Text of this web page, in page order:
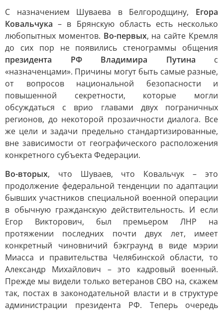
С назначением Шуваева в Белгородщину, Егора
Ковальчука – в Брянскую область есть несколько
любопытных моментов. Во-первых, на сайте Кремля
до сих пор не появились стенограммы общения
президента РФ Владимира Путина с
«назначенцами». Причины могут быть самые разные,
от вопросов национальной безопасности и
повышенной секретности, которые могли
обсуждаться с врио главами двух пограничных
регионов, до некоторой прозаичности диалога. Все
же цели и задачи предельно стандартизированные,
вне зависимости от географического расположения
конкретного субъекта Федерации.
Во-вторых, что Шуваев, что Ковальчук – это
продолжение федеральной тенденции по адаптации
бывших участников специальной военной операции
в обычную гражданскую действительность. И если
Егор Викторович, был премьером ЛНР на
протяжении последних почти двух лет, имеет
конкретный чиновничий бэкграунд в виде мэрии
Миасса и правительства Челябинской области, то
Александр Михайлович – это кадровый военный.
Прежде мы видели только ветеранов СВО на, скажем
так, постах в законодательной власти и в структуре
администрации президента РФ. Теперь очередь